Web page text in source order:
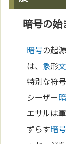
暗号の始
暗号の起
は、 象形
特別な符
シーザー
エサルは
ずらす暗号